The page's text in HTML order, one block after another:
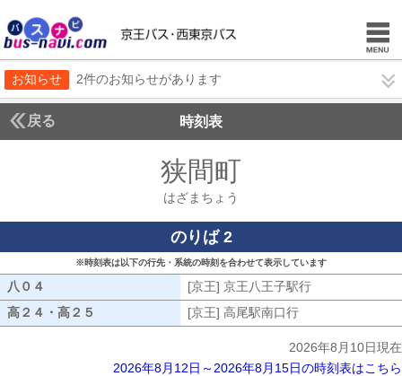
お知らせ 2件のお知らせがあります
戻る 時刻表
狭間町
はざまちょう
のりば 2
※時刻表は以下の行先・系統の時刻を合わせて表示しています
八０４ [京王] 京王八王子駅行
高２４・高２５
[京王] 高尾駅南口行
2026年8月10日現在
2026年8月12日～2026年8月15日の時刻表はこちら